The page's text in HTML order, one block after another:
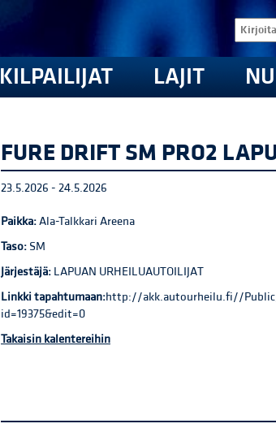
KILPAILIJAT LAJIT
FURE DRIFT SM PRO2
23.5.2026 - 24.5.2026
Paikka:Ala-Talkkari Areena
Taso: SM
Järjestäjä: LAPUAN URHEILUAUTOILIJAT
Linkki tapahtumaan:http://akk.autourheilu.fi//
id=19375&edit=0
Takaisin kalentereihin